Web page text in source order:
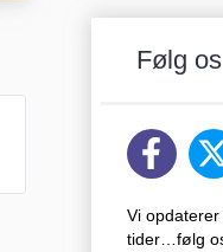
Følg os
Vi
tider…følg